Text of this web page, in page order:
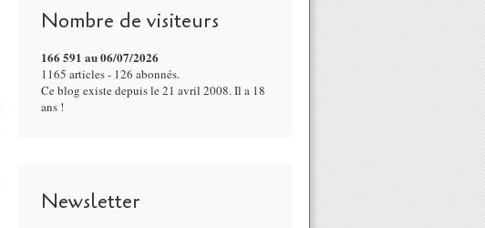
Nombre de visiteurs
166 591 au 06/07/2026
1165 articles - 126 abonnés.
Ce blog existe depuis le 21 avril 2008. Il a 18
ans !
Newsletter